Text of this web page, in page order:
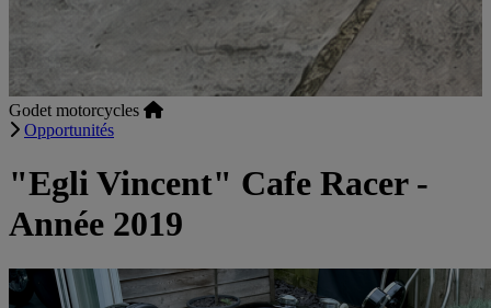
Godet motorcycles
Opportunités
"Egli Vincent" Cafe Racer -
Année 2019